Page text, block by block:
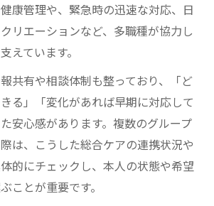
康管理や、緊急時の迅速な対応、日
リエーションなど、多職種が協力し
えています。
共有や相談体制も整っており、「ど
る」「変化があれば早期に対応して
安心感があります。複数のグループ
は、こうした総合ケアの連携状況や
的にチェックし、本人の状態や希望
ことが重要です。